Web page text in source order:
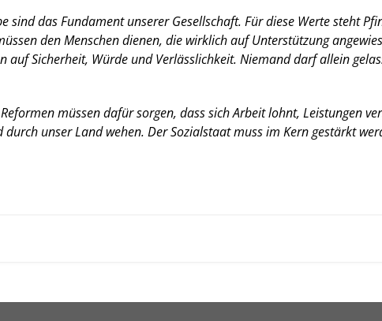
das Fundament unserer Gesellschaft. Für diese Werte steht
den Menschen dienen, die wirklich auf Unterstützung
auf Sicherheit, Würde und Verlässlichkeit. Niemand darf allein
müssen dafür sorgen, dass sich Arbeit lohnt, Leistungen
unser Land wehen. Der Sozialstaat muss im Kern gestärkt